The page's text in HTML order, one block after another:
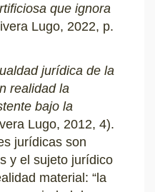
que ignora
Lugo, 2022, p.
jurídica de la
realidad la
bajo la
Lugo, 2012, 4).
jurídicas son
y el sujeto jurídico
material: “la